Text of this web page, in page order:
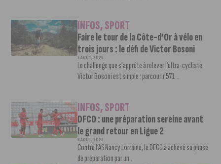
INFOS,SPORT
Faire le tour de la Côte-d’Or à vélo en
trois jours : le défi de Victor Bosoni
5 AOÛT, 2026
Le challenge que s’apprête à relever l’ultra-cycliste
Victor Bosoni est simple : parcourir 571...
INFOS,SPORT
DFCO : une préparation sereine avant
le grand retour en Ligue 2
3 AOÛT, 2026
Contre l’AS Nancy Lorraine, le DFCO a achevé sa phase
de préparation par un...